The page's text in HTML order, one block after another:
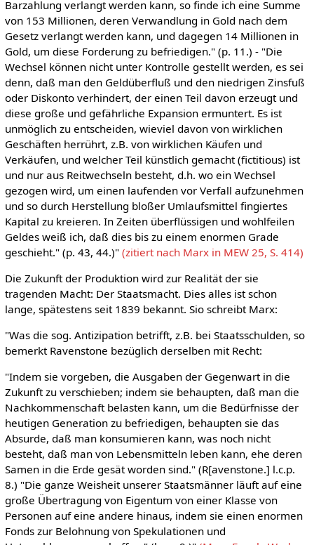
Barzahlung verlangt werden kann, so finde ich eine Summe
von 153 Millionen, deren Verwandlung in Gold nach dem
Gesetz verlangt werden kann, und dagegen 14 Millionen in
Gold, um diese Forderung zu befriedigen." (p. 11.) - "Die
Wechsel können nicht unter Kontrolle gestellt werden, es sei
denn, daß man den Geldüberfluß und den niedrigen Zinsfuß
oder Diskonto verhindert, der einen Teil davon erzeugt und
diese große und gefährliche Expansion ermuntert. Es ist
unmöglich zu entscheiden, wieviel davon von wirklichen
Geschäften herrührt, z.B. von wirklichen Käufen und
Verkäufen, und welcher Teil künstlich gemacht (fictitious) ist
und nur aus Reitwechseln besteht, d.h. wo ein Wechsel
gezogen wird, um einen laufenden vor Verfall aufzunehmen
und so durch Herstellung bloßer Umlaufsmittel fingiertes
Kapital zu kreieren. In Zeiten überflüssigen und wohlfeilen
Geldes weiß ich, daß dies bis zu einem enormen Grade
geschieht." (p. 43, 44.)" (zitiert nach Marx in MEW 25, S. 414)
Die Zukunft der Produktion wird zur Realität der sie
tragenden Macht: Der Staatsmacht. Dies alles ist schon
lange, spätestens seit 1839 bekannt. Sio schreibt Marx:
"Was die sog. Antizipation betrifft, z.B. bei Staatsschulden, so
bemerkt Ravenstone bezüglich derselben mit Recht:
"Indem sie vorgeben, die Ausgaben der Gegenwart in die
Zukunft zu verschieben; indem sie behaupten, daß man die
Nachkommenschaft belasten kann, um die Bedürfnisse der
heutigen Generation zu befriedigen, behaupten sie das
Absurde, daß man konsumieren kann, was noch nicht
besteht, daß man von Lebensmitteln leben kann, ehe deren
Samen in die Erde gesät worden sind." (R[avenstone.] l.c.p.
8.) "Die ganze Weisheit unserer Staatsmänner läuft auf eine
große Übertragung von Eigentum von einer Klasse von
Personen auf eine andere hinaus, indem sie einen enormen
Fonds zur Belohnung von Spekulationen und